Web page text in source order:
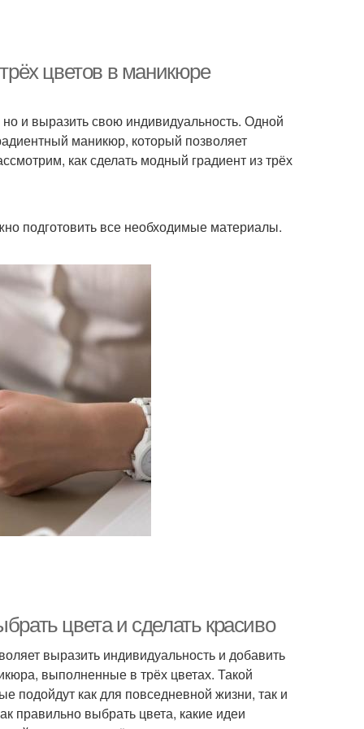
цветов в маникюре
и выразить свою индивидуальность. Одной
маникюр, который позволяет
как сделать модный градиент из трёх
подготовить все необходимые материалы.
цвета и сделать красиво
выразить индивидуальность и добавить
выполненные в трёх цветах. Такой
подойдут как для повседневной жизни, так и
правильно выбрать цвета, какие идеи